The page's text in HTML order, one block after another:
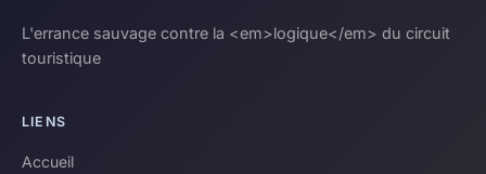
L'errance sauvage contre la <em>logique</em> du circuit
touristique
LIENS
Accueil